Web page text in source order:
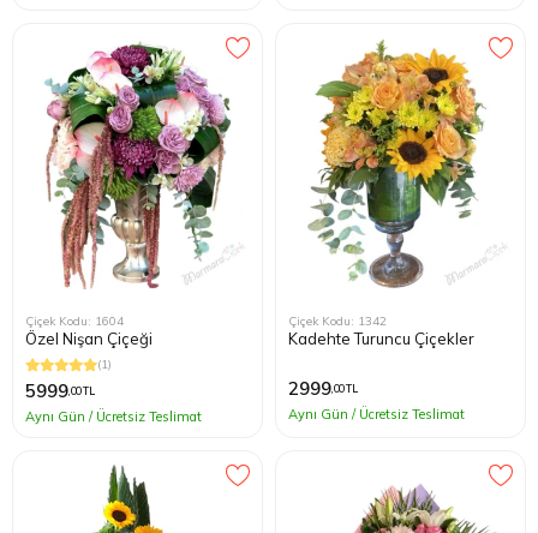
Çiçek Kodu: 1604
Özel Nişan Çiçeği
(1)
5999,00 TL
Aynı Gün / Ücretsiz Teslimat
Çiçek Kodu: 1342
Kadehte Turuncu Çiçekler
2999,00 TL
Aynı Gün / Ücretsiz Teslimat